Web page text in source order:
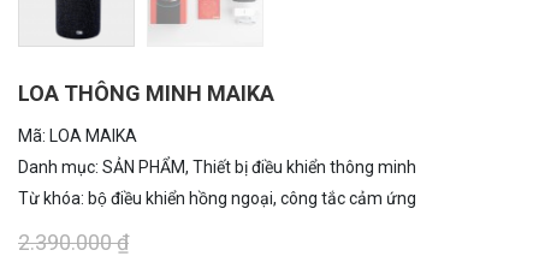
LOA THÔNG MINH MAIKA
Mã: LOA MAIKA
Danh mục: SẢN PHẨM, Thiết bị điều khiển thông minh
Từ khóa: bộ điều khiển hồng ngoại, công tắc cảm ứng
2.390.000 ₫